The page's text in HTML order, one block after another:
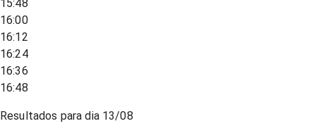
15:48
16:00
16:12
16:24
16:36
16:48
Resultados para dia 13/08